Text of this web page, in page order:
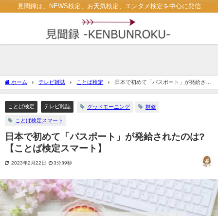
見聞録は、NEWS検定、お天気検定、エンタメ検定を中心に発信
ホーム テレビ雑誌 ことば検定
日本で初めて「パスポート」が発給され
たのは? 【ことば検定スマート】
ことば検定 テレビ雑誌 グッドモーニング 林修
ことば検定スマート
日本で初めて「パスポート」が発給されたのは?
【ことば検定スマート】
2023年2月22日 3分39秒